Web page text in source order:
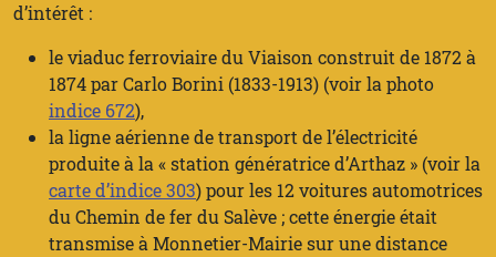
d’intérêt :
le viaduc ferroviaire du Viaison construit de 1872 à
1874 par Carlo Borini (1833-1913) (voir la photo
indice 672),
la ligne aérienne de transport de l’électricité
produite à la « station génératrice d’Arthaz » (voir la
carte d’indice 303) pour les 12 voitures automotrices
du Chemin de fer du Salève ; cette énergie était
transmise à Monnetier-Mairie sur une distance